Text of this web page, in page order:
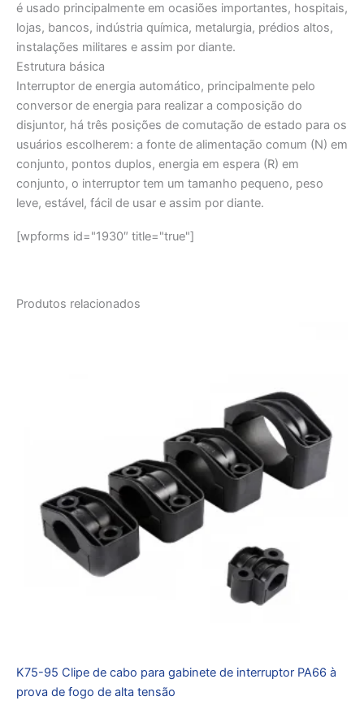
é usado principalmente em ocasiões importantes, hospitais,
lojas, bancos, indústria química, metalurgia, prédios altos,
instalações militares e assim por diante.
Estrutura básica
Interruptor de energia automático, principalmente pelo
conversor de energia para realizar a composição do
disjuntor, há três posições de comutação de estado para os
usuários escolherem: a fonte de alimentação comum (N) em
conjunto, pontos duplos, energia em espera (R) em
conjunto, o interruptor tem um tamanho pequeno, peso
leve, estável, fácil de usar e assim por diante.
[wpforms id="1930″ title="true"]
Produtos relacionados
K75-95 Clipe de cabo para gabinete de interruptor PA66 à
prova de fogo de alta tensão